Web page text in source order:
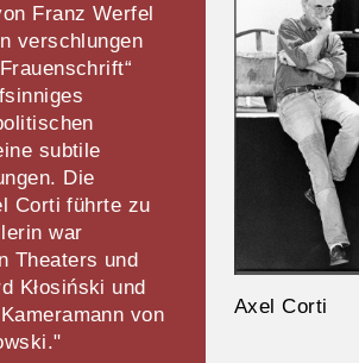
Franz Werfel
verschlungen
subtile
Die
Corti führte zu
war
Theaters und
Kłosiński und
von
Axel Corti